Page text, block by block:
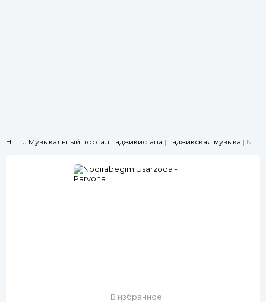
HIT.TJ Музыкальный портал Таджикистана | Таджикская музыка | Nodirabegim Usarzoda - Parvona
В избранное